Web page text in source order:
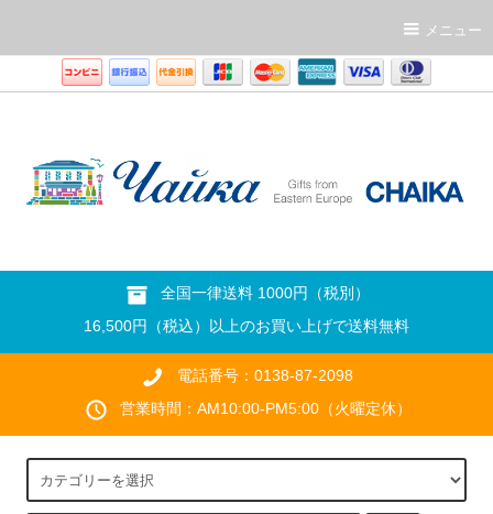
メニュー
全国一律送料 1000円（税別）
16,500円（税込）以上のお買い上げで送料無料
電話番号：0138-87-2098
営業時間：AM10:00-PM5:00（火曜定休）